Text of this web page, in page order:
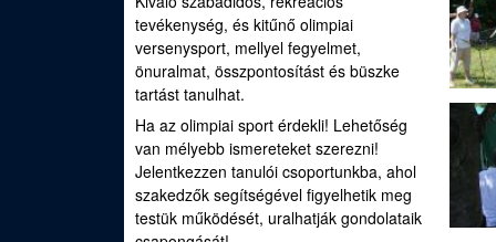
r
á
tevékenység, és kitűnő olimpiai
versenysport, mellyel fegyelmet,
önuralmat, összpontosítást és büszke
tartást tanulhat.
Ha az olimpiai sport érdekli! Lehetőség
van mélyebb ismereteket szerezni!
Jelentkezzen tanulói csoportunkba, ahol
szakedzők segítségével figyelhetik meg
testük működését, uralhatják gondolataik